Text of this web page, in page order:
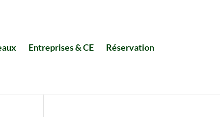
Entreprises & CE Réservation